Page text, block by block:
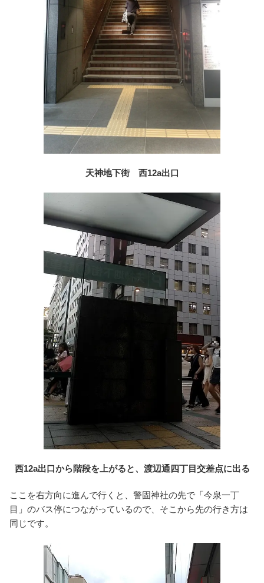
天神地下街 西12a出口
西12a出口から階段を上がると、渡辺通四丁目交差点に出る
ここを右方向に進んで行くと、警固神社の先で「今泉一丁
目」のバス停につながっているので、そこから先の行き方は
同じです。